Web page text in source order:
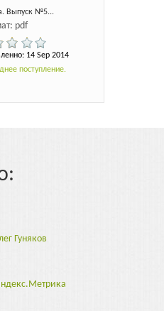
Выпуск №5...
pdf
14 Sep 2014
поступление.
Гуняков